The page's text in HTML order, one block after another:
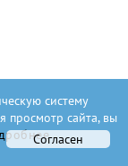
систему
просмотр сайта, вы
Согласен